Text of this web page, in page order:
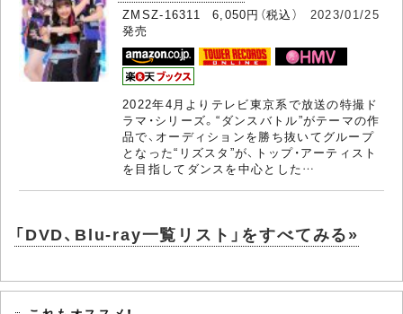
ZMSZ-16311 6,050円（税込） 2023/01/25
発売
2022年4月よりテレビ東京系で放送の特撮ド
ラマ・シリーズ。“ダンスバトル”がテーマの作
品で、オーディションを勝ち抜いてグループ
となった“リズスタ”が、トップ・アーティスト
を目指してダンスを中心とした…
「DVD、Blu-ray一覧リスト」をすべてみる»